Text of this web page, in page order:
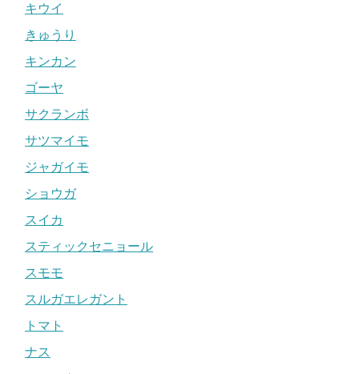
キウイ
きゅうり
キンカン
ゴーヤ
サクランボ
サツマイモ
ジャガイモ
ショウガ
スイカ
スティックセニョール
スモモ
スルガエレガント
トマト
ナス